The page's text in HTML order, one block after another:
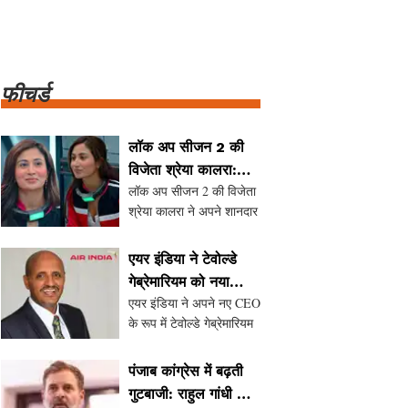
फीचर्ड
लॉक अप सीजन 2 की
विजेता श्रेया कालरा:
नेट वर्थ, शिक्षा और
व्यक्तिगत जीवन
लॉक अप सीजन 2 की विजेता
श्रेया कालरा ने अपने शानदार
लिया। इस लेख में हम उनकी
यात्रा, शिक्षा, और व्यक्तिगत
जीवन के बारे में जानेंगे। श्रेया
की नेट वर्थ और उनके सोशल
मीडिया प
एयर इंडिया ने टेवोल्डे
गेब्रेमारियम को नया
CEO नियुक्त किया
एयर इंडिया ने अपने नए CEO
के रूप में टेवोल्डे गेब्रेमारियम
इथियोपियन एयरलाइंस के पूर्व
प्रमुख, गेब्रेमारियम का
अनुभव एयर इंडिया के लिए
पंजाब कांग्रेस में बढ़ती
गुटबाजी: राहुल गांधी ने